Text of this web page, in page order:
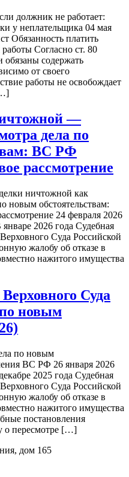
должник не работает:
у неплательщика 04 мая
Обязанность платить
Согласно ст. 80
содержать
от своего
работы не освобождает
—
дела по
ВС РФ
рассмотрение
ничтожной как
новым обстоятельствам:
24 февраля 2026
2026 года Судебная
Суда Российской
жалобу об отказе в
нажитого имущества
Суда
новым
по новым
ВС РФ 26 января 2026
2025 года Судебная
Суда Российской
жалобу об отказе в
нажитого имущества
постановления
о пересмотре […]
дом 165